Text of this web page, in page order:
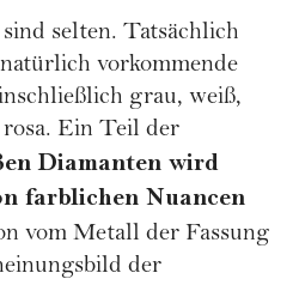
selten. Tatsächlich
vorkommende
grau, weiß,
Ein Teil der
Diamanten wird
farblichen Nuancen
vom Metall der Fassung
der